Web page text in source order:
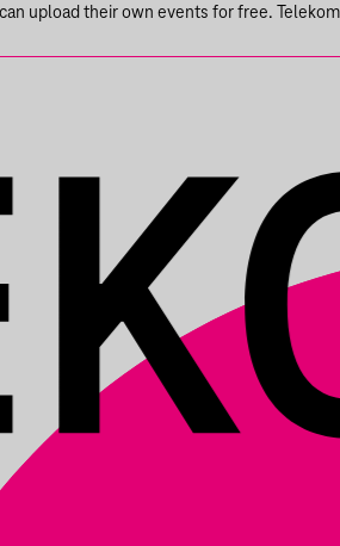
upload their own events for free.